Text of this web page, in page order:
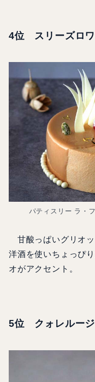
4位 スリーズロ
パティスリー ラ
甘酸っぱいグリオ
洋酒を使いちょっぴ
オがアクセント。
5位 クォレルージ